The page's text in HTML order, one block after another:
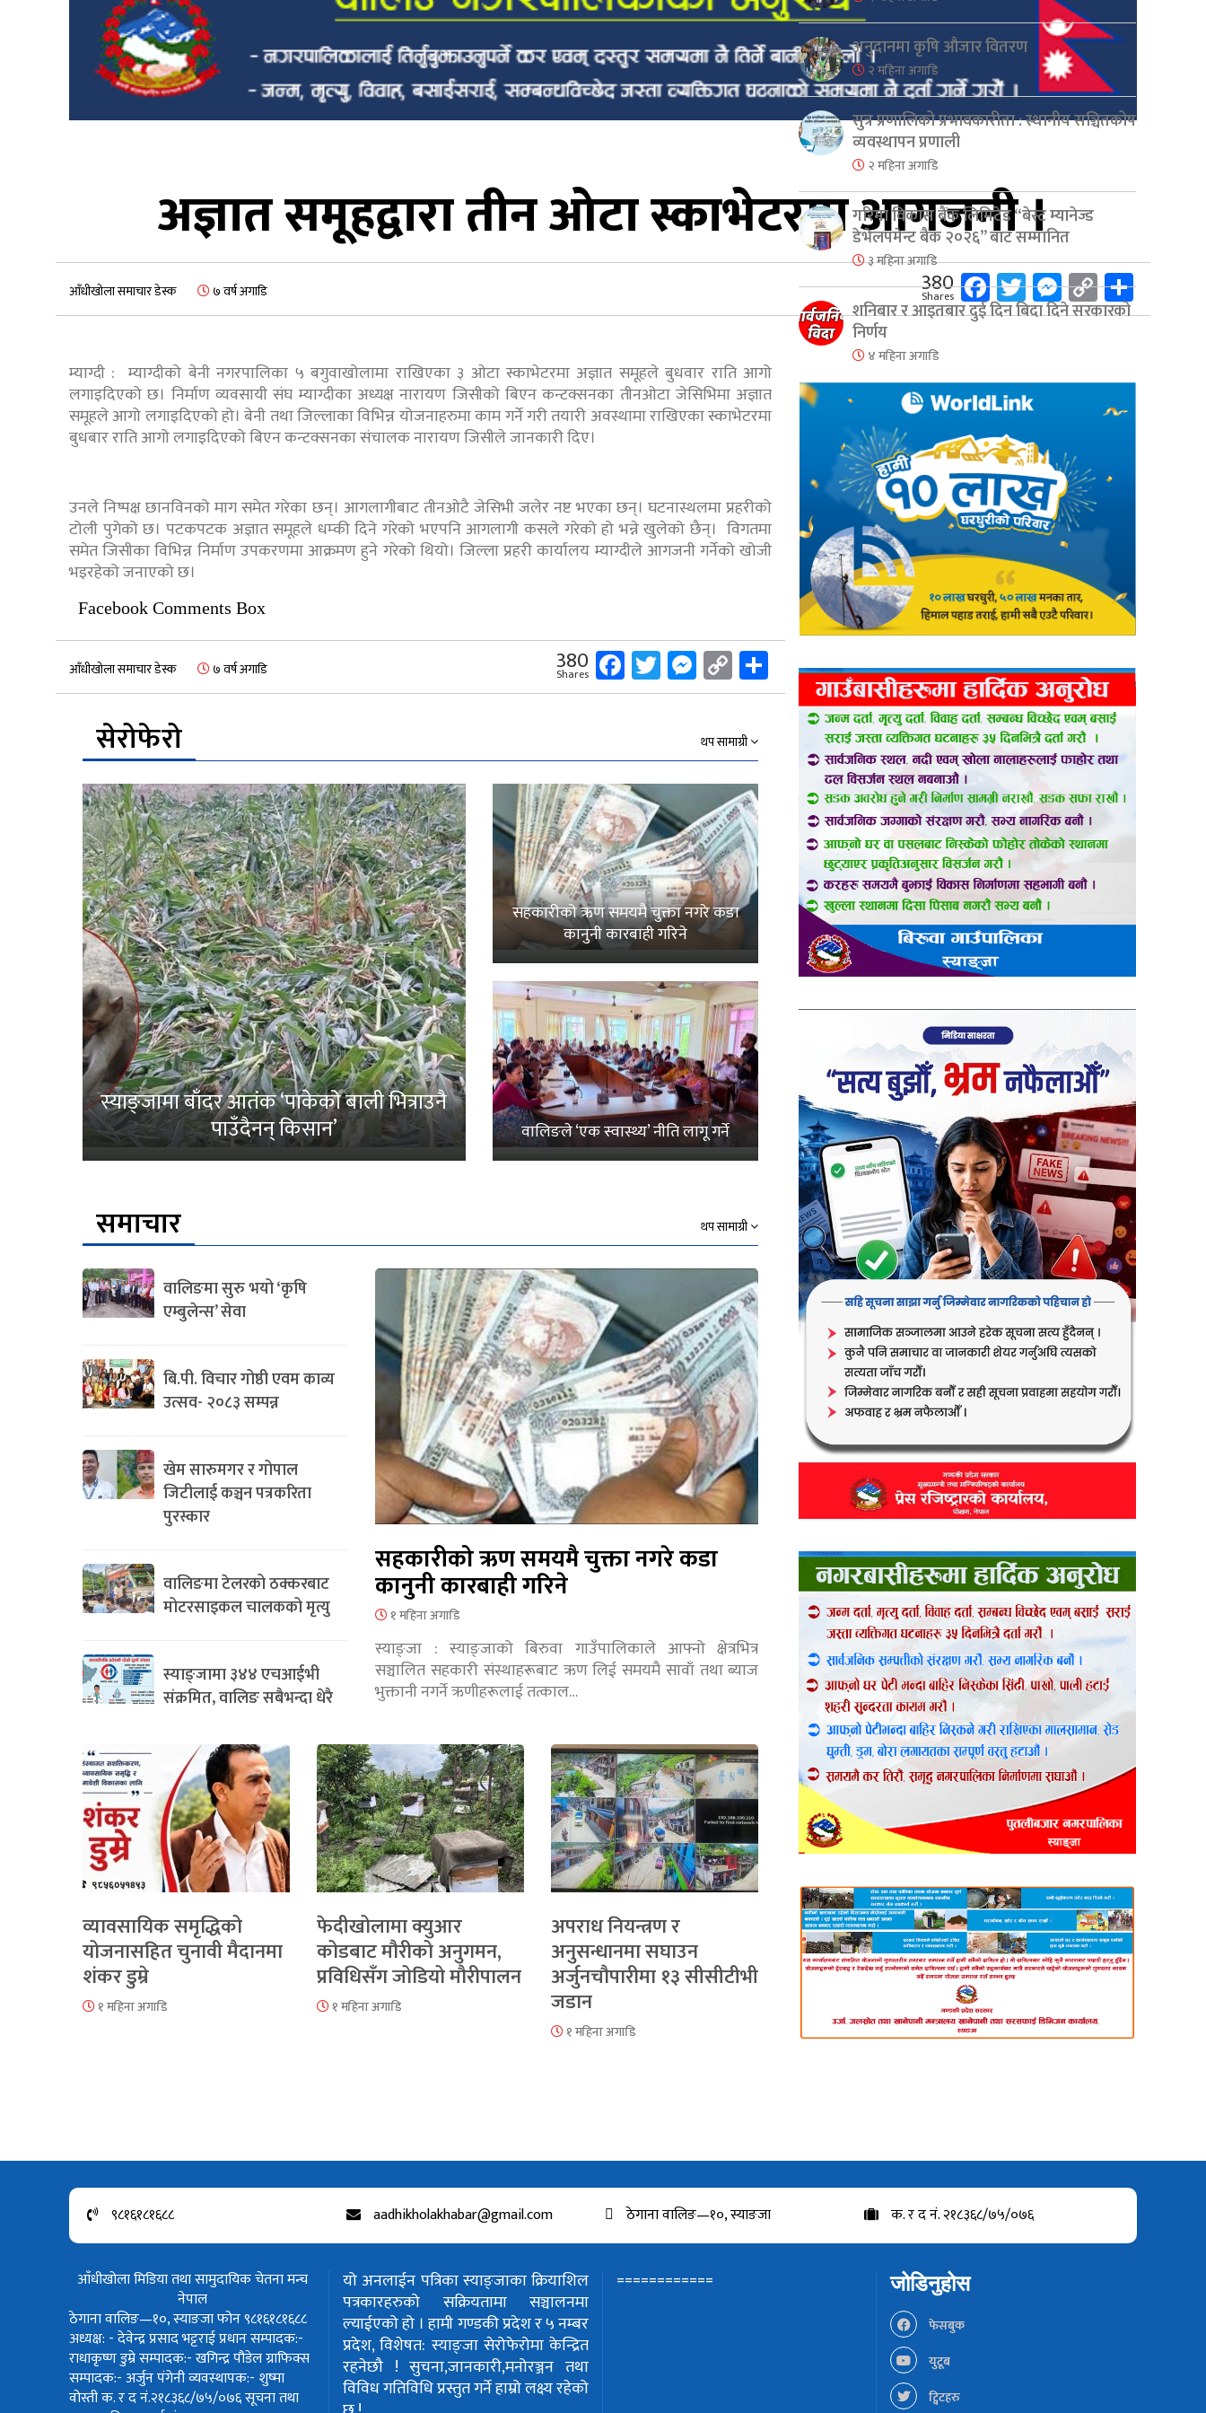
अज्ञात समूहद्वारा तीन ओटा स्काभेटरमा आगजनी ।
आँधीखोला समाचार डेस्क ७ वर्ष अगाडि 380
Shares Facebook
Twitter
Messenger
Copy
Link
Share
म्याग्दी : म्याग्दीको बेनी नगरपालिका ५ बगुवाखोलामा राखिएका ३ ओटा स्काभेटरमा अज्ञात समूहले बुधवार राति आगो
लगाइदिएको छ। निर्माण व्यवसायी संघ म्याग्दीका अध्यक्ष नारायण जिसीको बिएन कन्टक्सनका तीनओटा जेसिभिमा अज्ञात
समूहले आगो लगाइदिएको हो। बेनी तथा जिल्लाका विभिन्न योजनाहरुमा काम गर्ने गरी तयारी अवस्थामा राखिएका स्काभेटरमा
बुधबार राति आगो लगाइदिएको बिएन कन्टक्सनका संचालक नारायण जिसीले जानकारी दिए।
उनले निष्पक्ष छानविनको माग समेत गरेका छन्। आगलागीबाट तीनओटै जेसिभी जलेर नष्ट भएका छन्। घटनास्थलमा प्रहरीको
टोली पुगेको छ। पटकपटक अज्ञात समूहले धम्की दिने गरेको भएपनि आगलागी कसले गरेको हो भन्ने खुलेको छैन्। विगतमा
समेत जिसीका विभिन्न निर्माण उपकरणमा आक्रमण हुने गरेको थियो। जिल्ला प्रहरी कार्यालय म्याग्दीले आगजनी गर्नेको खोजी
भइरहेको जनाएको छ।
Facebook Comments Box
आँधीखोला समाचार डेस्क ७ वर्ष अगाडि 380
Shares Facebook
Twitter
Messenger
Copy
Link
Share
सेरोफेरो
थप सामाग्री
स्याङ्जामा बाँदर आतंक ‘पाकेको बाली भित्राउनै
पाउँदैनन् किसान’
सहकारीको ऋण समयमै चुक्ता नगरे कडा
कानुनी कारबाही गरिने
वालिङले ‘एक स्वास्थ्य’ नीति लागू गर्ने
समाचार थप सामाग्री
वालिङमा सुरु भयो ‘कृषि
एम्बुलेन्स’ सेवा
बि.पी. विचार गोष्ठी एवम काव्य
उत्सव- २०८३ सम्पन्न
खेम सारुमगर र गोपाल
जिटीलाई कञ्चन पत्रकरिता
पुरस्कार
वालिङमा टेलरको ठक्करबाट
मोटरसाइकल चालकको मृत्यु
स्याङ्जामा ३४४ एचआईभी
संक्रमित, वालिङ सबैभन्दा धेरै
सहकारीको ऋण समयमै चुक्ता नगरे कडा
कानुनी कारबाही गरिने
१ महिना अगाडि
स्याङ्जा : स्याङ्जाको बिरुवा गाउँपालिकाले आफ्नो क्षेत्रभित्र
सञ्चालित सहकारी संस्थाहरूबाट ऋण लिई समयमै सावाँ तथा ब्याज
भुक्तानी नगर्ने ऋणीहरूलाई तत्काल…
व्यावसायिक समृद्धिको
योजनासहित चुनावी मैदानमा
शंकर डुम्रे
१ महिना अगाडि
फेदीखोलामा क्युआर
कोडबाट मौरीको अनुगमन,
प्रविधिसँग जोडियो मौरीपालन
१ महिना अगाडि
अपराध नियन्त्रण र
अनुसन्धानमा सघाउन
अर्जुनचौपारीमा १३ सीसीटीभी
जडान
१ महिना अगाडि
अनुदानमा कृषि औजार वितरण
२ महिना अगाडि
सुत्र प्रणालिको प्रभावकारीता : स्थानीय सञ्चितकोष
व्यवस्थापन प्रणाली
२ महिना अगाडि
गरिमा विकास बैंक लिमिटेड “बेस्ट म्यानेज्ड
डेभेलपमेन्ट बैंक २०२६” बाट सम्मानित
३ महिना अगाडि
शनिबार र आइतबार दुई दिन बिदा दिने सरकारको
निर्णय
४ महिना अगाडि
९८१६१८१६८८ aadhikholakhabar@gmail.com ठेगाना वालिङ—१०, स्याङजा क. र द नं. २१८३६८/७५/०७६
आँधीखोला मिडिया तथा सामुदायिक चेतना मन्च
नेपाल
ठेगाना वालिङ—१०, स्याङजा फोन ९८१६१८१६८८
अध्यक्ष: - देवेन्द्र प्रसाद भट्टराईप्रधान सम्पादक:-
राधाकृष्ण डुम्रेसम्पादक:- खगिन्द्र पौडेलग्राफिक्स
सम्पादक:- अर्जुन पंगेनीव्यवस्थापक:- शुष्मा
वोस्तीक. र द नं.२१८३६८/७५/०७६सूचना तथा
यो अनलाईन पत्रिका स्याङ्जाका क्रियाशिल
पत्रकारहरुको सक्रियतामा सञ्चालनमा
ल्याईएको हो । हामी गण्डकी प्रदेश र ५ नम्बर
प्रदेश, विशेषत: स्याङ्जा सेरोफेरोमा केन्द्रित
रहनेछौ !सुचना,जानकारी,मनोरञ्जन तथा
विविध गतिविधि प्रस्तुत गर्ने हाम्रो लक्ष्य रहेको
============ जोडिनुहोस
फेसबुक
युटूब
ट्विटहरु